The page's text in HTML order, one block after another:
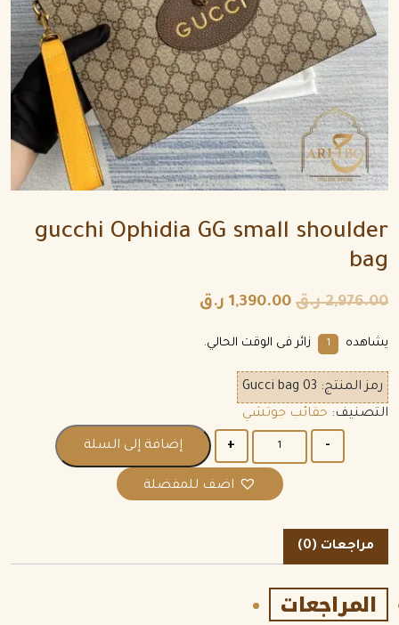
gucchi Ophidia GG small shoulder
bag
2,976.00 ر.ق 1,390.00 ر.ق
يشاهده 1 زائر فى الوقت الحالي.
رمز المنتج: Gucci bag 03
التصنيف: حقائب جوتشي
إضافة إلى السلة
اضف للمفضلة
مراجعات (0)
المراجعات